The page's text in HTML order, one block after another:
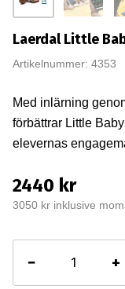
Laerdal Little
Artikelnummer: 4353
Med inlärning
förbättrar Little
elevernas
2440 kr
3050 kr inklusive
− +